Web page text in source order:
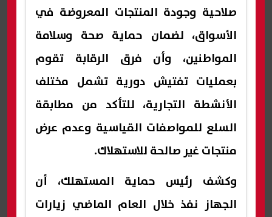
صلاحية وجودة المنتجات المعروضة في
الأسواق، لضمان حماية صحة وسلامة
المواطنين، وأن فرق الرقابة تقوم
بعمليات تفتيش دورية تشمل مختلف
الأنشطة التجارية، للتأكد من مطابقة
السلع للمواصفات القياسية وعدم عرض
منتجات غير صالحة للاستهلاك.
وكشف رئيس حماية المستهلك، أن
الجهاز نفذ خلال العام الماضي زيارات